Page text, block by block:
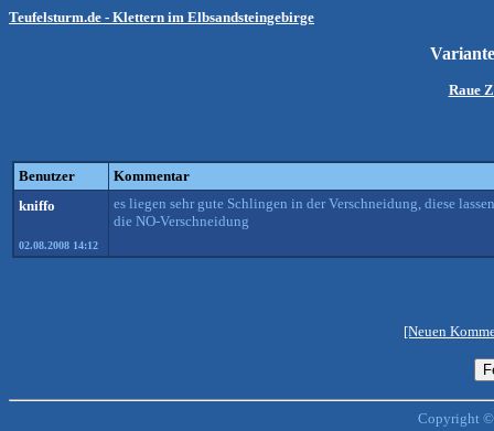
Teufelsturm.de - Klettern im Elbsandsteingebirge
Raue
Benutzer
Kommentar
kniffo
02.08.2008 14:12
es liegen sehr gute Schlingen in der Verschneidung, diese
die NO-Verschneidung
[Neuen
Copyright ©